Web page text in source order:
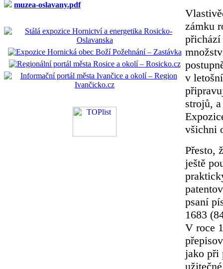
muzea-oslavany.pdf
zámku
přichází
v
strojů,
všichni
Přesto,
ještě
psaní
1683
V roce
jako při